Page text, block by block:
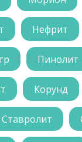
Нефрит
Пинолит
Корунд
Ставролит